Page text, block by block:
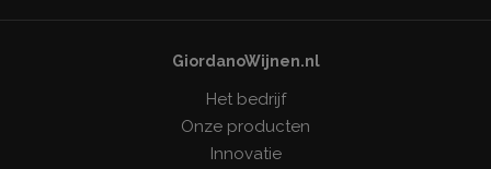
GiordanoWijnen.nl
Het bedrijf
Onze producten
Innovatie